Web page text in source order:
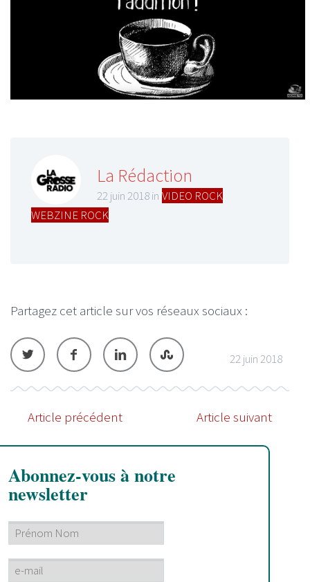
La Rédaction
22 juin 2018 in VIDEO ROCK
WEBZINE ROCK
Partagez cet article sur vos réseaux sociaux :
22 juin 2018
Article précédent Article suivant
Abonnez-vous à notre
newsletter